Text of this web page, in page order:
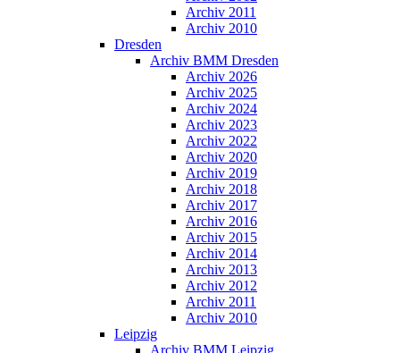
Archiv 2011
Archiv 2010
Dresden
Archiv BMM Dresden
Archiv 2026
Archiv 2025
Archiv 2024
Archiv 2023
Archiv 2022
Archiv 2020
Archiv 2019
Archiv 2018
Archiv 2017
Archiv 2016
Archiv 2015
Archiv 2014
Archiv 2013
Archiv 2012
Archiv 2011
Archiv 2010
Leipzig
Archiv BMM Leipzig